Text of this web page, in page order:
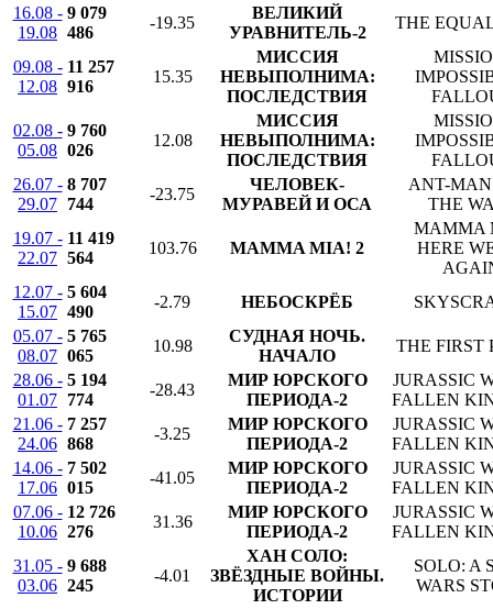
16.08 -
19.08
9 079
486
-19.35
ВЕЛИКИЙ
УРАВНИТЕЛЬ-2
THE
09.08 -
12.08
11 257
916
15.35
МИССИЯ
НЕВЫПОЛНИМА:
ПОСЛЕДСТВИЯ
02.08 -
05.08
9 760
026
12.08
МИССИЯ
НЕВЫПОЛНИМА:
ПОСЛЕДСТВИЯ
26.07 -
29.07
8 707
744
-23.75
ЧЕЛОВЕК-
МУРАВЕЙ И ОСА
ANT-
THE
19.07 -
22.07
11 419
564
103.76 MAMMA MIA! 2
MAMMA
HERE
12.07 -
15.07
5 604
490
-2.79 НЕБОСКРЁБ
05.07 -
08.07
5 765
065
10.98
СУДНАЯ НОЧЬ.
НАЧАЛО
THE FIRST
28.06 -
01.07
5 194
774
-28.43
МИР ЮРСКОГО
ПЕРИОДА-2
JURASSIC
FALLEN
21.06 -
24.06
7 257
868
-3.25
МИР ЮРСКОГО
ПЕРИОДА-2
JURASSIC
FALLEN
14.06 -
17.06
7 502
015
-41.05
МИР ЮРСКОГО
ПЕРИОДА-2
JURASSIC
FALLEN
07.06 -
10.06
12 726
276
31.36
МИР ЮРСКОГО
ПЕРИОДА-2
JURASSIC
FALLEN
31.05 -
03.06
9 688
245
-4.01
ХАН СОЛО:
ЗВЁЗДНЫЕ ВОЙНЫ.
ИСТОРИИ
SOLO: A
WARS